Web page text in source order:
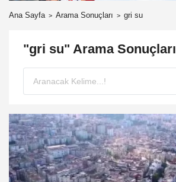
Ana Sayfa Arama Sonuçları gri su
"gri su" Arama Sonuçları